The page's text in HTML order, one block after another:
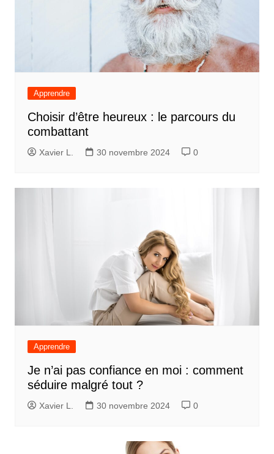
Apprendre
Choisir d’être heureux : le parcours du
combattant
Xavier L. 30 novembre 2024 0
Apprendre
Je n’ai pas confiance en moi : comment
séduire malgré tout ?
Xavier L. 30 novembre 2024 0